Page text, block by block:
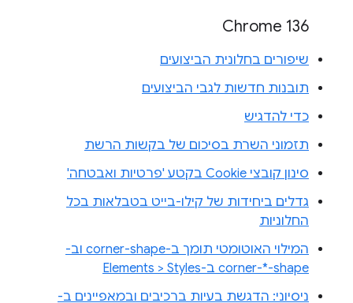
Chrome 136
שיפורים בחלונית הביצועים
תובנות חדשות לגבי הביצועים
כדי להדגיש
תזמוני השרת בסיכום של בקשות הרשת
סינון קובצי Cookie בקטע 'פרטיות ואבטחה'
גדלים ביחידות של קילו-בייט בטבלאות בכל
החלוניות
המילוי האוטומטי תומך ב-corner-shape וב-
corner-*-shape ב-Elements > Styles
ניסיוני: הדגשת בעיות ברכיבים ובמאפיינים ב-